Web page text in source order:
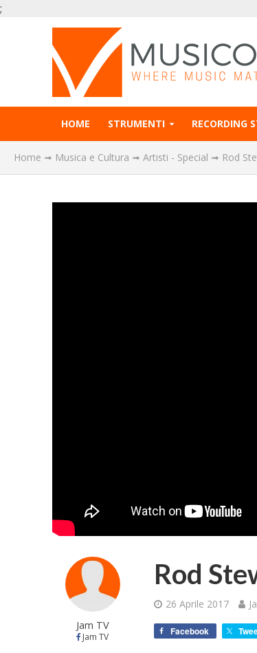
;
HOME STRUMENTI RECORDING
Home ➟ Musica e Cultura ➟ Artisti - Special ➟ Rod
Jam TV
Jam TV
Rod
26 Aprile 2017
Facebook